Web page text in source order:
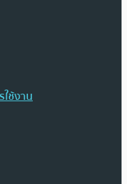
ช้งาน